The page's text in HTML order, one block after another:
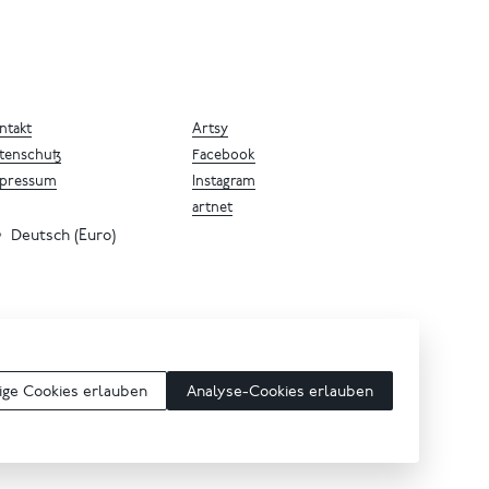
Artsy
Facebook
Instagram
artnet
Deutsch (Euro)
Cookies erlauben Analyse-Cookies erlauben